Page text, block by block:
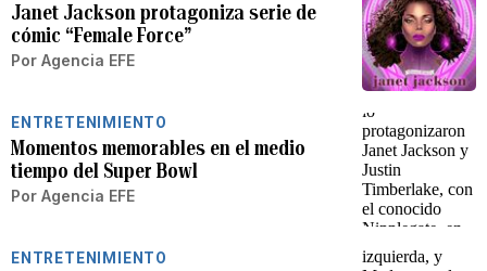
Janet Jackson protagoniza serie de
cómic “Female Force”
Por Agencia EFE
ENTRETENIMIENTO
Momentos memorables en el medio
tiempo del Super Bowl
Por Agencia EFE
ENTRETENIMIENTO